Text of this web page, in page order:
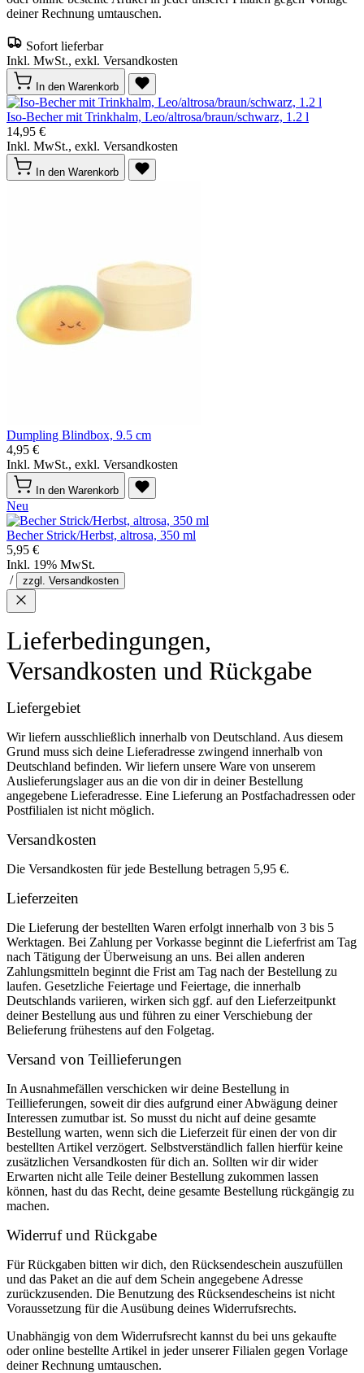
deiner Rechnung umtauschen.
Sofort lieferbar
Inkl. MwSt., exkl. Versandkosten
In den Warenkorb
Iso-Becher mit Trinkhalm, Leo/altrosa/braun/schwarz, 1.2 l
14,95 €
Inkl. MwSt., exkl. Versandkosten
In den Warenkorb
Dumpling Blindbox, 9.5 cm
4,95 €
Inkl. MwSt., exkl. Versandkosten
In den Warenkorb
Neu
Becher Strick/Herbst, altrosa, 350 ml
5,95 €
Inkl. 19% MwSt.
/
zzgl. Versandkosten
Lieferbedingungen,
Versandkosten und Rückgabe
Liefergebiet
Wir liefern ausschließlich innerhalb von Deutschland. Aus diesem
Grund muss sich deine Lieferadresse zwingend innerhalb von
Deutschland befinden. Wir liefern unsere Ware von unserem
Auslieferungslager aus an die von dir in deiner Bestellung
angegebene Lieferadresse. Eine Lieferung an Postfachadressen oder
Postfilialen ist nicht möglich.
Versandkosten
Die Versandkosten für jede Bestellung betragen 5,95 €.
Lieferzeiten
Die Lieferung der bestellten Waren erfolgt innerhalb von 3 bis 5
Werktagen. Bei Zahlung per Vorkasse beginnt die Lieferfrist am Tag
nach Tätigung der Überweisung an uns. Bei allen anderen
Zahlungsmitteln beginnt die Frist am Tag nach der Bestellung zu
laufen. Gesetzliche Feiertage und Feiertage, die innerhalb
Deutschlands variieren, wirken sich ggf. auf den Lieferzeitpunkt
deiner Bestellung aus und führen zu einer Verschiebung der
Belieferung frühestens auf den Folgetag.
Versand von Teillieferungen
In Ausnahmefällen verschicken wir deine Bestellung in
Teillieferungen, soweit dir dies aufgrund einer Abwägung deiner
Interessen zumutbar ist. So musst du nicht auf deine gesamte
Bestellung warten, wenn sich die Lieferzeit für einen der von dir
bestellten Artikel verzögert. Selbstverständlich fallen hierfür keine
zusätzlichen Versandkosten für dich an. Sollten wir dir wider
Erwarten nicht alle Teile deiner Bestellung zukommen lassen
können, hast du das Recht, deine gesamte Bestellung rückgängig zu
machen.
Widerruf und Rückgabe
Für Rückgaben bitten wir dich, den Rücksendeschein auszufüllen
und das Paket an die auf dem Schein angegebene Adresse
zurückzusenden. Die Benutzung des Rücksendescheins ist nicht
Voraussetzung für die Ausübung deines Widerrufsrechts.
Unabhängig von dem Widerrufsrecht kannst du bei uns gekaufte
oder online bestellte Artikel in jeder unserer Filialen gegen Vorlage
deiner Rechnung umtauschen.